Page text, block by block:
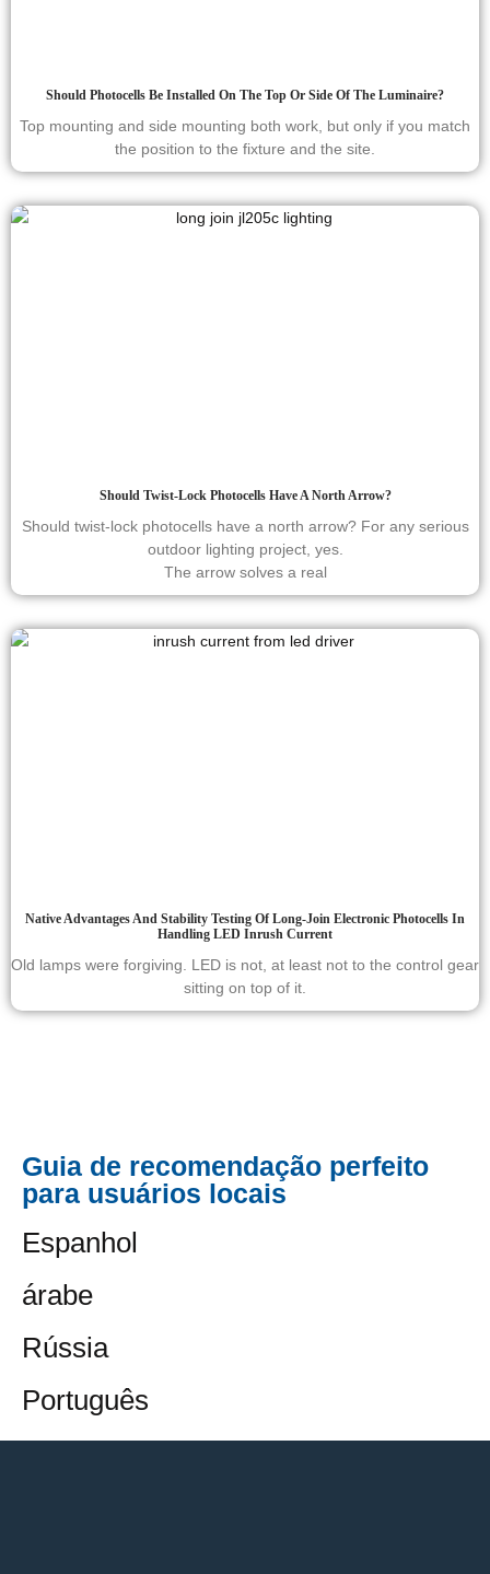
Should Photocells Be Installed On The Top Or Side Of The Luminaire?
Top mounting and side mounting both work, but only if you match
the position to the fixture and the site.
Should Twist-Lock Photocells Have A North Arrow?
Should twist-lock photocells have a north arrow? For any serious
outdoor lighting project, yes.
The arrow solves a real
Native Advantages And Stability Testing Of Long-Join Electronic Photocells In
Handling LED Inrush Current
Old lamps were forgiving. LED is not, at least not to the control gear
sitting on top of it.
Guia de recomendação perfeito
para usuários locais
Espanhol
árabe
Rússia
Português